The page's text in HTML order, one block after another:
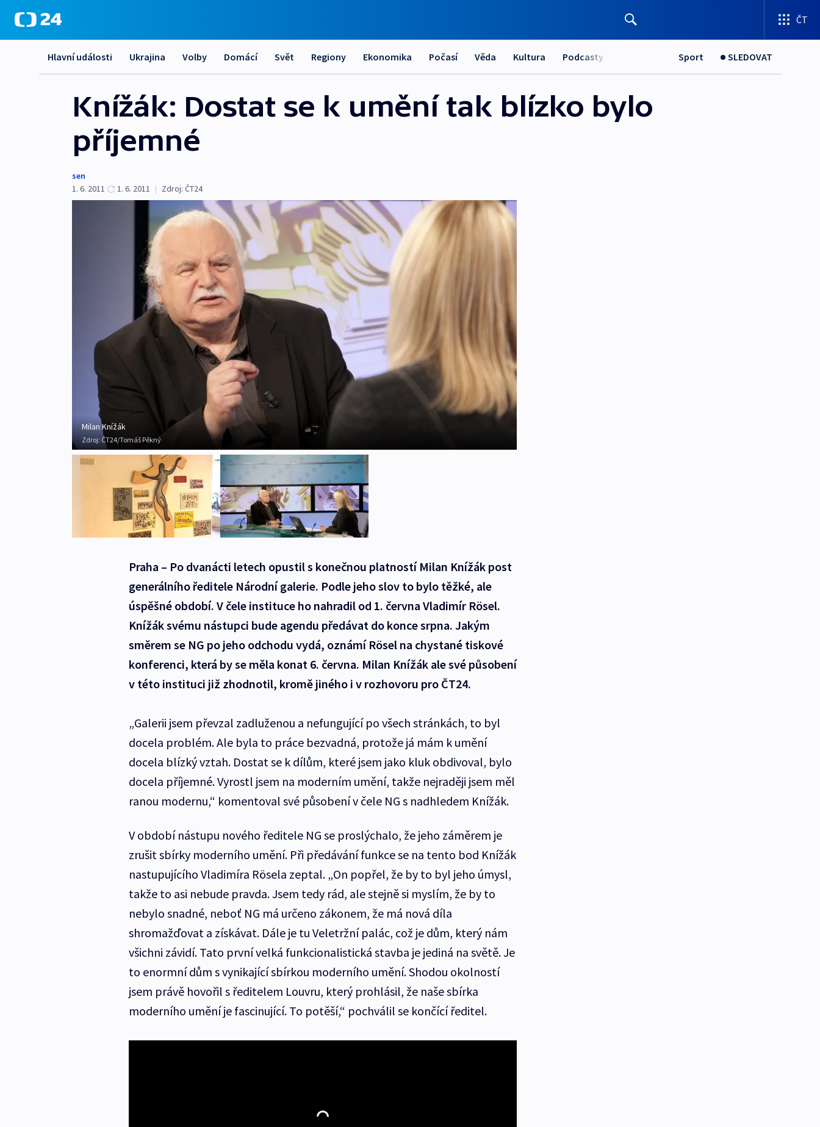
ČT
Hlavní události Ukrajina Volby Domácí Svět Regiony Ekonomika Počasí Věda Kultura Podcasty Sport SLEDOVAT
Knížák: Dostat se k umění tak blízko bylo
příjemné
sen
1. 6. 2011
1. 6. 2011 | Zdroj: ČT24
Milan Knížák
Zdroj:ČT24/Tomáš Pěkný
Praha – Po dvanácti letech opustil s konečnou platností Milan Knížák post
generálního ředitele Národní galerie. Podle jeho slov to bylo těžké, ale
úspěšné období. V čele instituce ho nahradil od 1. června Vladimír Rösel.
Knížák svému nástupci bude agendu předávat do konce srpna. Jakým
směrem se NG po jeho odchodu vydá, oznámí Rösel na chystané tiskové
konferenci, která by se měla konat 6. června. Milan Knížák ale své působení
v této instituci již zhodnotil, kromě jiného i v rozhovoru pro ČT24.
„Galerii jsem převzal zadluženou a nefungující po všech stránkách, to byl
docela problém. Ale byla to práce bezvadná, protože já mám k umění
docela blízký vztah. Dostat se k dílům, které jsem jako kluk obdivoval, bylo
docela příjemné. Vyrostl jsem na moderním umění, takže nejraději jsem měl
ranou modernu,“ komentoval své působení v čele NG s nadhledem Knížák.
V období nástupu nového ředitele NG se proslýchalo, že jeho záměrem je
zrušit sbírky moderního umění. Při předávání funkce se na tento bod Knížák
nastupujícího Vladimíra Rösela zeptal. „On popřel, že by to byl jeho úmysl,
takže to asi nebude pravda. Jsem tedy rád, ale stejně si myslím, že by to
nebylo snadné, neboť NG má určeno zákonem, že má nová díla
shromažďovat a získávat. Dále je tu Veletržní palác, což je dům, který nám
všichni závidí. Tato první velká funkcionalistická stavba je jediná na světě. Je
to enormní dům s vynikající sbírkou moderního umění. Shodou okolností
jsem právě hovořil s ředitelem Louvru, který prohlásil, že naše sbírka
moderního umění je fascinující. To potěší,“ pochválil se končící ředitel.